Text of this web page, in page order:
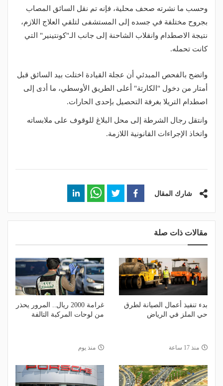
وحسب ما نشرته صحف محلية، فإنه تم نقل السائق المصاب
بجروح مختلفة في جسده إلى المستشفى لتلقي العلاج اللازم،
نتيجة الاصطدام وانقلاب الشاحنة إلى جانب الـ"كونتينير" التي
كانت تحمله.
واتضح بالفحص المبدئي أن عجلة القيادة اختلت بيد السائق قبل
أمتار من دخول "الكارتة" أعلى الطريق الأوسطي، ما أدى إلى
اصطدام التريلا بغرفة التحصيل بإحدى الحارات.
وانتقل رجال الشرطة إلى محل البلاغ للوقوف على ملابساته
واتخاذ الإجراءات القانونية اللازمة.
شارك المقال
مقالات ذات صلة
بدء تنفيذ أعمال الصيانة لطرق
حي الملز في الرياض
منذ 17 ساعة
غرامة 2000 ريال.. المرور يحذر
من لوحات المركبة التالفة
منذ يوم